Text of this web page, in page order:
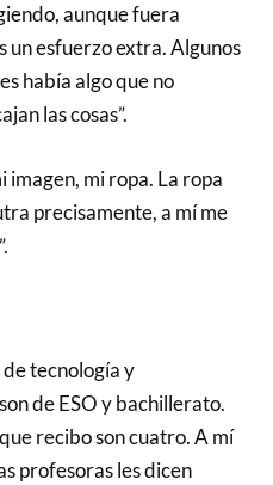
aunque fuera
un esfuerzo extra. Algunos
había algo que no
las cosas”.
imagen, mi ropa. La ropa
precisamente, a mí me
tecnología y
de ESO y bachillerato.
recibo son cuatro. A mí
profesoras les dicen